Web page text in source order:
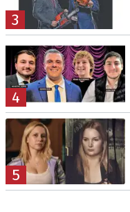
3
4
5